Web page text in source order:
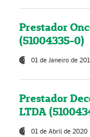
Prestador
(51004335-0)
01 de Janeiro de
Prestador
LTDA
01 de Abril de 2020